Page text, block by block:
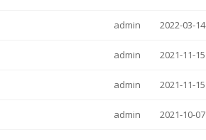
admin 2022-03-14
admin 2021-11-15
admin 2021-11-15
admin 2021-10-07